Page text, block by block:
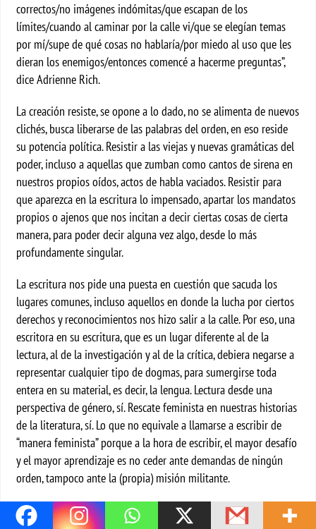
correctos/no imágenes indómitas/que escapan de los
límites/cuando al caminar por la calle vi/que se elegían temas
por mí/supe de qué cosas no hablaría/por miedo al uso que les
dieran los enemigos/entonces comencé a hacerme preguntas”,
dice Adrienne Rich.
La creación resiste, se opone a lo dado, no se alimenta de nuevos
clichés, busca liberarse de las palabras del orden, en eso reside
su potencia política. Resistir a las viejas y nuevas gramáticas del
poder, incluso a aquellas que zumban como cantos de sirena en
nuestros propios oídos, actos de habla vaciados. Resistir para
que aparezca en la escritura lo impensado, apartar los mandatos
propios o ajenos que nos incitan a decir ciertas cosas de cierta
manera, para poder decir alguna vez algo, desde lo más
profundamente singular.
La escritura nos pide una puesta en cuestión que sacuda los
lugares comunes, incluso aquellos en donde la lucha por ciertos
derechos y reconocimientos nos hizo salir a la calle. Por eso, una
escritora en su escritura, que es un lugar diferente al de la
lectura, al de la investigación y al de la crítica, debiera negarse a
representar cualquier tipo de dogmas, para sumergirse toda
entera en su material, es decir, la lengua. Lectura desde una
perspectiva de género, sí. Rescate feminista en nuestras historias
de la literatura, sí. Lo que no equivale a llamarse a escribir de
“manera feminista” porque a la hora de escribir, el mayor desafío
y el mayor aprendizaje es no ceder ante demandas de ningún
orden, tampoco ante la (propia) misión militante.
La creación que es en sí misma profundamente política camina,